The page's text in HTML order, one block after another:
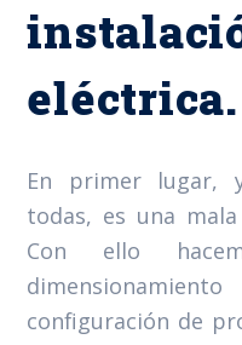
eléctrica.
En primer lugar,
todas, es una
Con ello
configuración de